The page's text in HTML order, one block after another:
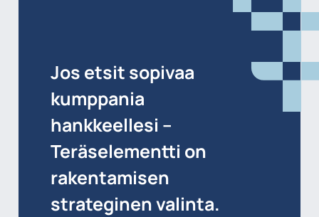
Jos etsit sopivaa
kumppania
hankkeellesi –
Teräselementti on
rakentamisen
strateginen valinta.